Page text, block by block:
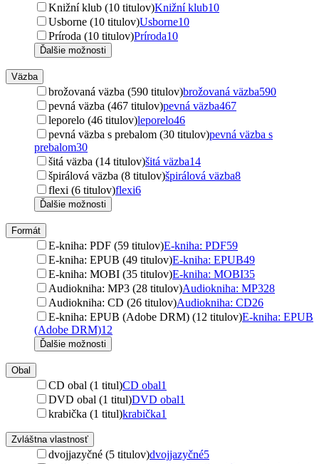
Knižní klub (10 titulov)Knižní klub10
Usborne (10 titulov)Usborne10
Príroda (10 titulov)Príroda10
Ďalšie možnosti
Väzba
brožovaná väzba (590 titulov)brožovaná väzba590
pevná väzba (467 titulov)pevná väzba467
leporelo (46 titulov)leporelo46
pevná väzba s prebalom (30 titulov)pevná väzba s
prebalom30
šitá väzba (14 titulov)šitá väzba14
špirálová väzba (8 titulov)špirálová väzba8
flexi (6 titulov)flexi6
Ďalšie možnosti
Formát
E-kniha: PDF (59 titulov)E-kniha: PDF59
E-kniha: EPUB (49 titulov)E-kniha: EPUB49
E-kniha: MOBI (35 titulov)E-kniha: MOBI35
Audiokniha: MP3 (28 titulov)Audiokniha: MP328
Audiokniha: CD (26 titulov)Audiokniha: CD26
E-kniha: EPUB (Adobe DRM) (12 titulov)E-kniha: EPUB
(Adobe DRM)12
Ďalšie možnosti
Obal
CD obal (1 titul)CD obal1
DVD obal (1 titul)DVD obal1
krabička (1 titul)krabička1
Zvláštna vlastnosť
dvojjazyčné (5 titulov)dvojjazyčné5